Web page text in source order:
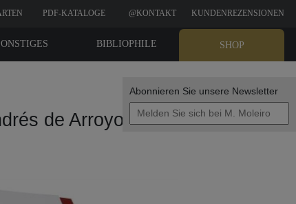
Abonnieren Sie unsere Newsletter
PDF-KATALOGE @KONTAKT KUNDENREZENSIONEN
SHOP
BIBLIOPHILE
de Arroyo, Palencia